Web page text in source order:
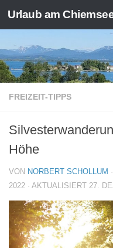
Zum Inhalt springen
FREIZEIT-TIPPS
Höhe
VON NORBERT SCHOLLUM
2022 · AKTUALISIERT 27.